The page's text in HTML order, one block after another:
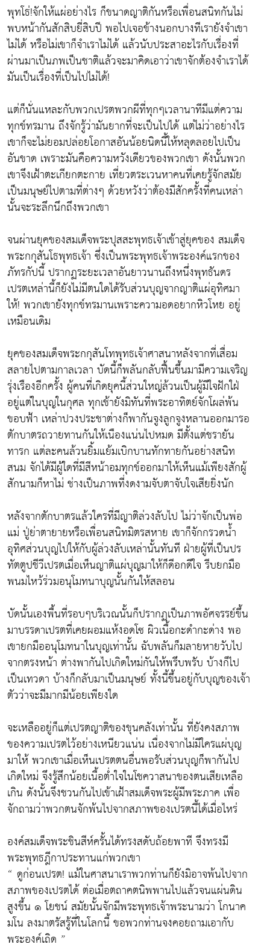
พุทโธ่!จักให้แผ่อย่างไร ก็ขนาดญาติกันหรือเพื่อนสนิทกันไม่
พบหน้ากันสักสิบยี่สิบปี พอไปเจอข้างนอกบางทีเรายังจำเขา
ไม่ได้ หรือไม่เขาก็จำเราไม่ได้ แล้วนับประสาอะไรกับเรื่องที่
ผ่านมาเป็นภพเป็นชาติแล้วจะมาคิดเอาว่าเขาจักต้องจำเราได้
มันเป็นเรื่องที่เป็นไปไม่ได้!
แต่ก็นั่นแหละกับพวกเปรตพวกผีที่ทุกๆเวลานาทีมีแต่ความ
ทุกข์ทรมาน ถึงจักรู้ว่ามันยากที่จะเป็นไปได้ แต่ไม่ว่าอย่างไร
เขาก็จะไม่ยอมปล่อยโอกาสอันน้อยนิดนี้ให้หลุดลอยไปเป็น
อันขาด เพราะมันคือความหวังเดียวของพวกเขา ดังนั้นพวก
เขาจึงเฝ้าตะเกียกตะกาย เที่ยวตระเวนหาคนที่เคยรู้จักสมัย
เป็นมนุษย์ไปตามที่ต่างๆ ด้วยหวังว่าต้องมีสักครั้งที่คนเหล่า
นั้นจะระลึกนึกถึงพวกเขา
จนผ่านยุคของสมเด็จพระปุสสะพุทธเจ้าเข้าสู่ยุคของ สมเด็จ
พระกกุสันโธพุทธเจ้า ซึ่งเป็นพระพุทธเจ้าพระองค์แรกของ
ภัทรกัปนี้ ปรากฏระยะเวลาอันยาวนานถึงหนึ่งพุทธันดร
เปรตเหล่านี้ก็ยังไม่มีตนใดได้รับส่วนบุญจากญาติแผ่อุทิศมา
ให้! พวกเขายังทุกข์ทรมานเพราะความอดอยากหิวโหย อยู่
เหมือนเดิม
ยุคของสมเด็จพระกกุสันโทพุทธเจ้าศาสนาหลังจากที่เสื่อม
สลายไปตามกาลเวลา บัดนี้ก็พลันกลับฟื้นขึ้นมามีความเจริญ
รุ่งเรืองอีกครั้ง ผู้คนที่เกิดยุคนี้ส่วนใหญ่ล้วนเป็นผู้มีใจฝักใฝ่
อยู่แต่ในบุญในกุศล ทุกเช้ายังมิทันที่พระอาทิตย์จักโผล่พ้น
ขอบฟ้า เหล่าปวงประชาต่างก็พากันจูงลูกจูงหลานออกมารอ
ตักบาตรถวายทานกันให้เนืองแน่นไปหมด มีตั้งแต่ชรายัน
ทารก แต่ละคนล้วนยิ้มแย้มเบิกบานทักทายกันอย่างสนิท
สนม จักได้มีผู้ใดที่มีสีหน้าอมทุกข์ออกมาให้เห็นแม้เพียงสักผู้
สักนามก็หาไม่ ช่างเป็นภาพที่งดงามจับตาจับใจเสียยิ่งนัก
หลังจากตักบาตรแล้วใครที่มีญาติล่วงลับไป ไม่ว่าจักเป็นพ่อ
แม่ ปู่ย่าตายายหรือเพื่อนสนิทมิตรสหาย เขาก็จักกรวดน้ำ
อุทิศส่วนบุญไปให้กับผู้ล่วงลับเหล่านั้นทันที ฝ่ายผู้ที่เป็นปร
ทัตตูปชีวีเปรตเมื่อเห็นญาติแผ่บุญมาให้ก็ดีอกดีใจ รีบยกมือ
พนมไหว้ร่วมอนุโมทนาบุญนั้นกันให้สลอน
บัดนั้นเองพื้นที่รอบๆบริเวณนั้นก็ปรากฏเป็นภาพอัศจรรย์ขึ้น
มาบรรดาเปรตที่เคยผอมแห้งอดโซ ผิวเนื้อกะดำกะด่าง พอ
เขายกมืออนุโมทนาในบุญเท่านั้น ฉับพลันก็มลายหายวับไป
จากตรงหน้า ต่างพากันไปเกิดใหม่กันให้พรึบพรับ บ้างก็ไป
เป็นเทวดา บ้างก็กลับมาเป็นมนุษย์ ทั้งนี้ขึ้นอยู่กับบุญของเจ้า
ตัวว่าจะมีมากมีน้อยเพียงใด
จะเหลืออยู่ก็แต่เปรตญาติของขุนคลังเท่านั้น ที่ยังคงสภาพ
ของความเปรตไว้อย่างเหนียวแน่น เนื่องจากไม่มีใครแผ่บุญ
มาให้ พวกเขาเมื่อเห็นเปรตตนอื่นพอรับส่วนบุญก็พากันไป
เกิดใหม่ จึงรู้สึกน้อยเนื้อต่ำใจในโชควาสนาของตนเสียเหลือ
เกิน ดังนั้นจึงชวนกันไปเข้าเฝ้าสมเด็จพระผู้มีพระภาค เพื่อ
จักถามว่าพวกตนจักพ้นไปจากสภาพของเปรตนี้ได้เมื่อไหร่
องค์สมเด็จพระชินสีห์ครั้นได้ทรงสดับถ้อยพาที จึงทรงมี
พระพุทธฎีกาประทานแก่พวกเขา
“ ดูก่อนเปรต! แม้ในศาสนาเราพวกท่านก็ยังมิอาจพ้นไปจาก
สภาพของเปรตได้ ต่อเมื่อตถาคตนิพพานไปแล้วจนแผ่นดิน
สูงขึ้น ๑ โยชน์ สมัยนั้นจักมีพระพุทธเจ้าพระนามว่า โกนาค
มโน ลงมาตรัสรู้ที่ในโลกนี้ ขอพวกท่านจงคอยถามเอากับ
พระองค์เถิด ”